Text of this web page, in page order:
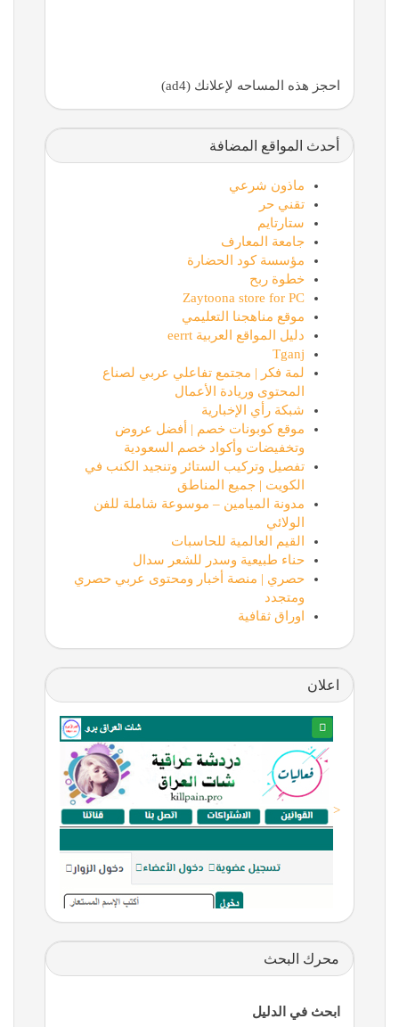
احجز هذه المساحه لإعلانك (ad4)
أحدث المواقع المضافة
ماذون شرعي
تقني حر
ستارتايم
جامعة المعارف
مؤسسة كود الحضارة
خطوة ربح
Zaytoona store for PC
موقع مناهجنا التعليمي
دليل المواقع العربية eerrt
Tganj
لمة فكر | مجتمع تفاعلي عربي لصناع
المحتوى وريادة الأعمال
شبكة رأي الإخبارية
موقع كوبونات خصم | أفضل عروض
وتخفيضات وأكواد خصم السعودية
تفصيل وتركيب الستائر وتنجيد الكنب في
الكويت | جميع المناطق
مدونة الميامين – موسوعة شاملة للفن
الولائي
القيم العالمية للحاسبات
حناء طبيعية وسدر للشعر سدال
حصري | منصة أخبار ومحتوى عربي حصري
ومتجدد
اوراق ثقافية
اعلان
<
محرك البحث
ابحث في الدليل